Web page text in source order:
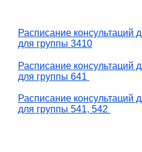
Расписание консультаций
для группы 3410
Расписание консультаций
для группы 641
Расписание консультаций
для группы 541, 542